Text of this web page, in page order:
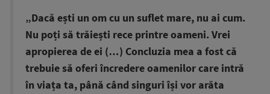
„Dacă ești un om cu un suflet mare, nu ai cum.
Nu poți să trăiești rece printre oameni. Vrei
apropierea de ei (…) Concluzia mea a fost că
trebuie să oferi încredere oamenilor care intră
în viața ta, până când singuri își vor arăta